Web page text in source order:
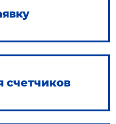
счетчиков